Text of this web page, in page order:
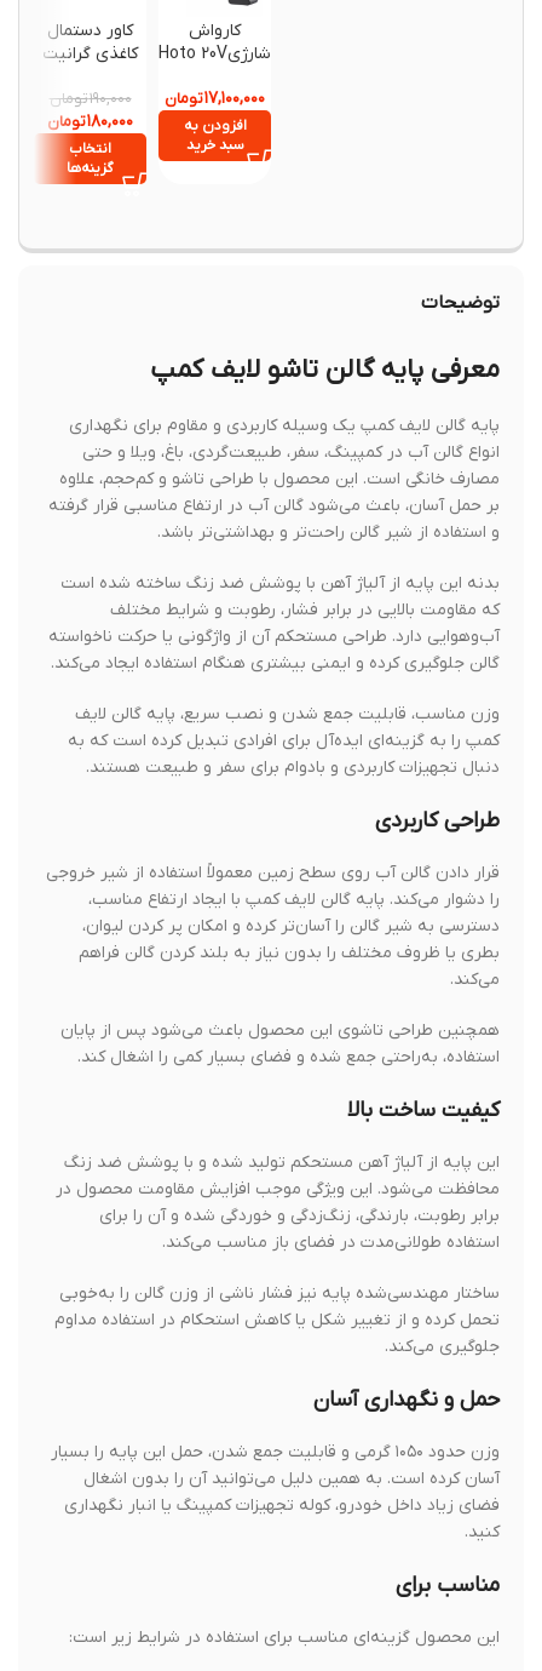
کارواش
شارژیHoto 20V
Washer pro
۱۷,۱۰۰,۰۰۰تومان
افزودن به
سبد خرید
کاور دستمال
کاغذی گرانیت
۱۹۰,۰۰۰تومان
۱۸۰,۰۰۰تومان
انتخاب
گزینه‌ها
آب
توضیحات
معرفی پایه گالن تاشو لایف کمپ
پایه گالن لایف کمپ یک وسیله کاربردی و مقاوم برای نگهداری
انواع گالن آب در کمپینگ، سفر، طبیعت‌گردی، باغ، ویلا و حتی
مصارف خانگی است. این محصول با طراحی تاشو و کم‌حجم، علاوه
بر حمل آسان، باعث می‌شود گالن آب در ارتفاع مناسبی قرار گرفته
و استفاده از شیر گالن راحت‌تر و بهداشتی‌تر باشد.
بدنه این پایه از آلیاژ آهن با پوشش ضد زنگ ساخته شده است
که مقاومت بالایی در برابر فشار، رطوبت و شرایط مختلف
آب‌وهوایی دارد. طراحی مستحکم آن از واژگونی یا حرکت ناخواسته
گالن جلوگیری کرده و ایمنی بیشتری هنگام استفاده ایجاد می‌کند.
وزن مناسب، قابلیت جمع شدن و نصب سریع، پایه گالن لایف
کمپ را به گزینه‌ای ایده‌آل برای افرادی تبدیل کرده است که به
دنبال تجهیزات کاربردی و بادوام برای سفر و طبیعت هستند.
طراحی کاربردی
قرار دادن گالن آب روی سطح زمین معمولاً استفاده از شیر خروجی
را دشوار می‌کند. پایه گالن لایف کمپ با ایجاد ارتفاع مناسب،
دسترسی به شیر گالن را آسان‌تر کرده و امکان پر کردن لیوان،
بطری یا ظروف مختلف را بدون نیاز به بلند کردن گالن فراهم
می‌کند.
همچنین طراحی تاشوی این محصول باعث می‌شود پس از پایان
استفاده، به‌راحتی جمع شده و فضای بسیار کمی را اشغال کند.
کیفیت ساخت بالا
این پایه از آلیاژ آهن مستحکم تولید شده و با پوشش ضد زنگ
محافظت می‌شود. این ویژگی موجب افزایش مقاومت محصول در
برابر رطوبت، بارندگی، زنگ‌زدگی و خوردگی شده و آن را برای
استفاده طولانی‌مدت در فضای باز مناسب می‌کند.
ساختار مهندسی‌شده پایه نیز فشار ناشی از وزن گالن را به‌خوبی
تحمل کرده و از تغییر شکل یا کاهش استحکام در استفاده مداوم
جلوگیری می‌کند.
حمل و نگهداری آسان
وزن حدود ۱۰۵۰ گرمی و قابلیت جمع شدن، حمل این پایه را بسیار
آسان کرده است. به همین دلیل می‌توانید آن را بدون اشغال
فضای زیاد داخل خودرو، کوله تجهیزات کمپینگ یا انبار نگهداری
کنید.
مناسب برای
این محصول گزینه‌ای مناسب برای استفاده در شرایط زیر است: